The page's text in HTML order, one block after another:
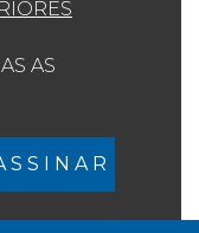
AS
S S I N A R